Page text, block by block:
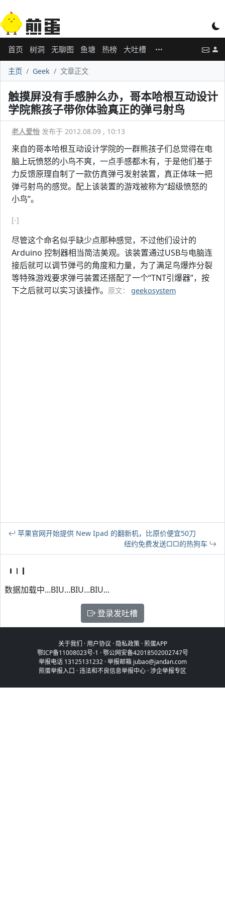
首页 树洞 无聊图 鱼塘 热榜 大吐槽
主页 Geek 文章正文
触摸屏没有手感肿么办，哥本哈根互动设计
学院熊孩子带你体验真正的弹弓射鸟
老人爱怡 发布于 2012.08.09 , 10:13
来自的哥本哈根互动设计学院的一群熊孩子们总觉得在电
脑上玩愤怒的小鸟不爽，一点手感都木有，于是他们基于
力反馈原理自制了一款仿真弹弓发射装置，真正体味一把
弹弓射鸟的感觉。配上该装置的游戏被称为“超级愤怒的
小鸟”。
[-]
尽管这个命名似乎缺少点那种感觉，不过他们设计的
Arduino 控制器相当简洁美观。该装置通过USB与电脑连
接后就可以调节弹弓的角度和力量，为了满足鸟爆炸分裂
等特殊游戏要求弹弓装置还搭配了一个“TNT引爆器”，按
下之后就可以实习该操作。 原文： geekosystem
苹果官网开始提供 New Ipad 的翻新机，比原价便宜50刀
纽约免费发送□□的热狗车
数据加载中...BIU...BIU...BIU...
登录发吐槽
关于我们 ·用户协议 · 隐私政策·煎蛋APP
鄂ICP备11008023号-1 ·鄂公网安备42018502002747号
举报电话 13125131232 · 举报邮箱 jubao@jandan.com
煎蛋举报入口 ·违法和不良信息举报中心 ·涉企举报专区